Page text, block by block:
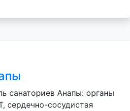
санаториев Анапы: органы
сердечно-сосудистая